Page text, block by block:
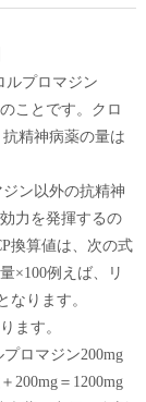
ルプロマジン
ことです。クロ
精神病薬の量は
ン以外の抗精神
力を発揮するの
換算値は、次の式
×100例えば、リ
なります。
ます。
ロマジン200mg
200mg＝1200mg